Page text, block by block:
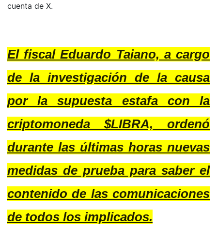
cuenta de X.
El fiscal Eduardo Taiano, a cargo
de la investigación de la causa
por la supuesta estafa con la
criptomoneda $LIBRA, ordenó
durante las últimas horas nuevas
medidas de prueba para saber el
contenido de las comunicaciones
de todos los implicados.